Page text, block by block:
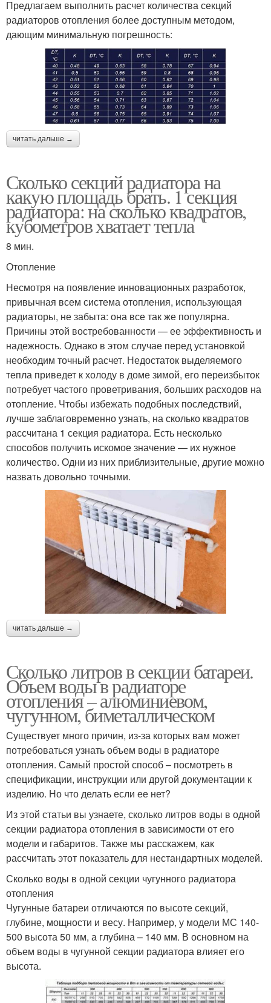
Предлагаем выполнить расчет количества секций
радиаторов отопления более доступным методом,
дающим минимальную погрешность:
читать дальше →
Сколько секций радиатора на
какую площадь брать. 1 секция
радиатора: на сколько квадратов,
кубометров хватает тепла
8 мин.
Отопление
Несмотря на появление инновационных разработок,
привычная всем система отопления, использующая
радиаторы, не забыта: она все так же популярна.
Причины этой востребованности — ее эффективность и
надежность. Однако в этом случае перед установкой
необходим точный расчет. Недостаток выделяемого
тепла приведет к холоду в доме зимой, его переизбыток
потребует частого проветривания, больших расходов на
отопление. Чтобы избежать подобных последствий,
лучше заблаговременно узнать, на сколько квадратов
рассчитана 1 секция радиатора. Есть несколько
способов получить искомое значение — их нужное
количество. Одни из них приблизительные, другие можно
назвать довольно точными.
читать дальше →
Сколько литров в секции батареи.
Объем воды в радиаторе
отопления – алюминиевом,
чугунном, биметаллическом
Существует много причин, из-за которых вам может
потребоваться узнать объем воды в радиаторе
отопления. Самый простой способ – посмотреть в
спецификации, инструкции или другой документации к
изделию. Но что делать если ее нет?
Из этой статьи вы узнаете, сколько литров воды в одной
секции радиатора отопления в зависимости от его
модели и габаритов. Также мы расскажем, как
рассчитать этот показатель для нестандартных моделей.
Сколько воды в одной секции чугунного радиатора
отопления
Чугунные батареи отличаются по высоте секций,
глубине, мощности и весу. Например, у модели МС 140-
500 высота 50 мм, а глубина – 140 мм. В основном на
объем воды в чугунной секции радиатора влияет его
высота.